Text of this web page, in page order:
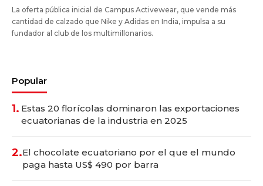
La oferta pública inicial de Campus Activewear, que vende más
cantidad de calzado que Nike y Adidas en India, impulsa a su
fundador al club de los multimillonarios.
Popular
1. Estas 20 florícolas dominaron las exportaciones
ecuatorianas de la industria en 2025
2.El chocolate ecuatoriano por el que el mundo
paga hasta US$ 490 por barra